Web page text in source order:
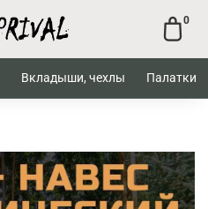
0
Вкладыши, чехлы Палатки